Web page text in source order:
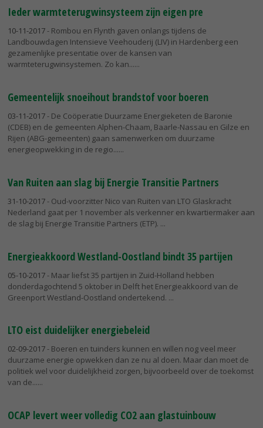
Ieder warmteterugwinsysteem zijn eigen pre
10-11-2017- Rombou en Flynth gaven onlangs tijdens de
Landbouwdagen Intensieve Veehouderij (LIV) in Hardenberg een
gezamenlijke presentatie over de kansen van
warmteterugwinsystemen. Zo kan...
Gemeentelijk snoeihout brandstof voor boeren
03-11-2017- De Coöperatie Duurzame Energieketen de Baronie
(CDEB) en de gemeenten Alphen-Chaam, Baarle-Nassau en Gilze en
Rijen (ABG-gemeenten) gaan samenwerken om duurzame
energieopwekking in de regio...
Van Ruiten aan slag bij Energie Transitie Partners
31-10-2017- Oud-voorzitter Nico van Ruiten van LTO Glaskracht
Nederland gaat per 1 november als verkenner en kwartiermaker aan
de slag bij Energie Transitie Partners (ETP).
Energieakkoord Westland-Oostland bindt 35 partijen
05-10-2017- Maar liefst 35 partijen in Zuid-Holland hebben
donderdagochtend 5 oktober in Delft het Energieakkoord van de
Greenport Westland-Oostland ondertekend.
LTO eist duidelijker energiebeleid
02-09-2017- Boeren en tuinders kunnen en willen nog veel meer
duurzame energie opwekken dan ze nu al doen. Maar dan moet de
politiek wel voor duidelijkheid zorgen, bijvoorbeeld over de toekomst
van de...
OCAP levert weer volledig CO2 aan glastuinbouw